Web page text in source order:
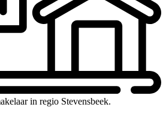
in regio Stevensbeek.